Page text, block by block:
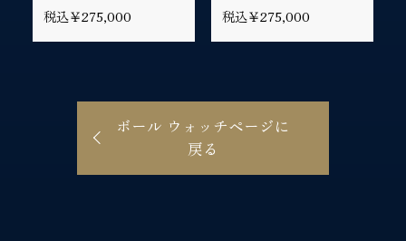
税込￥275,000
税込￥275,000
ボール ウォッチページに
戻る